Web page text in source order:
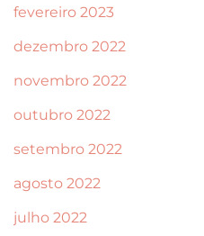
fevereiro 2023
dezembro 2022
novembro 2022
outubro 2022
setembro 2022
agosto 2022
julho 2022